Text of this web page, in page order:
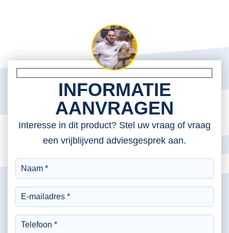
INFORMATIE
AANVRAGEN
Interesse in dit product? Stel uw vraag of vraag
een vrijblijvend adviesgesprek aan.